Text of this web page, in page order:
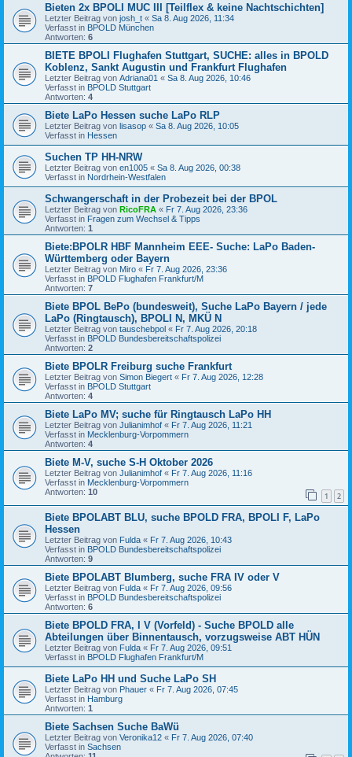
Bieten 2x BPOLI MUC III [Teilflex & keine Nachtschichten]
Letzter Beitrag von josh_t « Sa 8. Aug 2026, 11:34
Verfasst in BPOLD München
Antworten: 6
BIETE BPOLI Flughafen Stuttgart, SUCHE: alles in BPOLD
Koblenz, Sankt Augustin und Frankfurt Flughafen
Letzter Beitrag von Adriana01 « Sa 8. Aug 2026, 10:46
Verfasst in BPOLD Stuttgart
Antworten: 4
Biete LaPo Hessen suche LaPo RLP
Letzter Beitrag von lisasop « Sa 8. Aug 2026, 10:05
Verfasst in Hessen
Suchen TP HH-NRW
Letzter Beitrag von en1005 « Sa 8. Aug 2026, 00:38
Verfasst in Nordrhein-Westfalen
Schwangerschaft in der Probezeit bei der BPOL
Letzter Beitrag von RicoFRA « Fr 7. Aug 2026, 23:36
Verfasst in Fragen zum Wechsel & Tipps
Antworten: 1
Biete:BPOLR HBF Mannheim EEE- Suche: LaPo Baden-
Württemberg oder Bayern
Letzter Beitrag von Miro « Fr 7. Aug 2026, 23:36
Verfasst in BPOLD Flughafen Frankfurt/M
Antworten: 7
Biete BPOL BePo (bundesweit), Suche LaPo Bayern / jede
LaPo (Ringtausch), BPOLI N, MKÜ N
Letzter Beitrag von tauschebpol « Fr 7. Aug 2026, 20:18
Verfasst in BPOLD Bundesbereitschaftspolizei
Antworten: 2
Biete BPOLR Freiburg suche Frankfurt
Letzter Beitrag von Simon Biegert « Fr 7. Aug 2026, 12:28
Verfasst in BPOLD Stuttgart
Antworten: 4
Biete LaPo MV; suche für Ringtausch LaPo HH
Letzter Beitrag von Julianimhof « Fr 7. Aug 2026, 11:21
Verfasst in Mecklenburg-Vorpommern
Antworten: 4
Biete M-V, suche S-H Oktober 2026
Letzter Beitrag von Julianimhof « Fr 7. Aug 2026, 11:16
Verfasst in Mecklenburg-Vorpommern
Antworten: 10 1 2
Biete BPOLABT BLU, suche BPOLD FRA, BPOLI F, LaPo
Hessen
Letzter Beitrag von Fulda « Fr 7. Aug 2026, 10:43
Verfasst in BPOLD Bundesbereitschaftspolizei
Antworten: 9
Biete BPOLABT Blumberg, suche FRA IV oder V
Letzter Beitrag von Fulda « Fr 7. Aug 2026, 09:56
Verfasst in BPOLD Bundesbereitschaftspolizei
Antworten: 6
Biete BPOLD FRA, I V (Vorfeld) - Suche BPOLD alle
Abteilungen über Binnentausch, vorzugsweise ABT HÜN
Letzter Beitrag von Fulda « Fr 7. Aug 2026, 09:51
Verfasst in BPOLD Flughafen Frankfurt/M
Biete LaPo HH und Suche LaPo SH
Letzter Beitrag von Phauer « Fr 7. Aug 2026, 07:45
Verfasst in Hamburg
Antworten: 1
Biete Sachsen Suche BaWü
Letzter Beitrag von Veronika12 « Fr 7. Aug 2026, 07:40
Verfasst in Sachsen